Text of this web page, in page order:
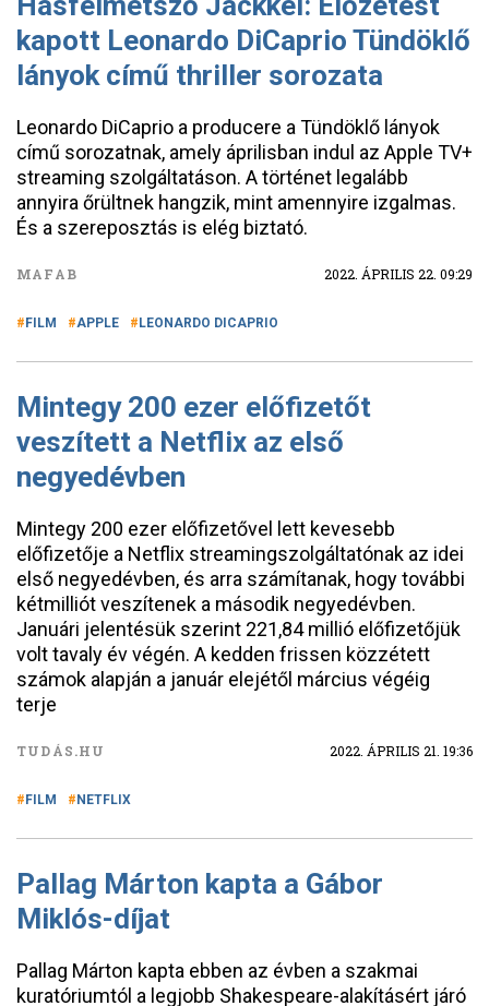
kapott Leonardo DiCaprio Tündöklő
lányok című thriller sorozata
Leonardo DiCaprio a producere a Tündöklő lányok
című sorozatnak, amely áprilisban indul az Apple TV+
streaming szolgáltatáson. A történet legalább
annyira őrültnek hangzik, mint amennyire izgalmas.
És a szereposztás is elég biztató.
MAFAB 2022. ÁPRILIS 22. 09:29
FILM APPLE LEONARDO DICAPRIO
Mintegy 200 ezer előfizetőt
veszített a Netflix az első
negyedévben
Mintegy 200 ezer előfizetővel lett kevesebb
előfizetője a Netflix streamingszolgáltatónak az idei
első negyedévben, és arra számítanak, hogy további
kétmilliót veszítenek a második negyedévben.
Januári jelentésük szerint 221,84 millió előfizetőjük
volt tavaly év végén. A kedden frissen közzétett
számok alapján a január elejétől március végéig
terje
TUDÁS.HU 2022. ÁPRILIS 21. 19:36
FILM NETFLIX
Pallag Márton kapta a Gábor
Miklós-díjat
Pallag Márton kapta ebben az évben a szakmai
kuratóriumtól a legjobb Shakespeare-alakításért járó